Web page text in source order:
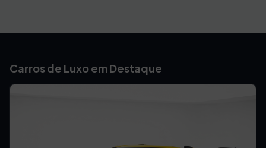
Carros de Luxo em Destaque